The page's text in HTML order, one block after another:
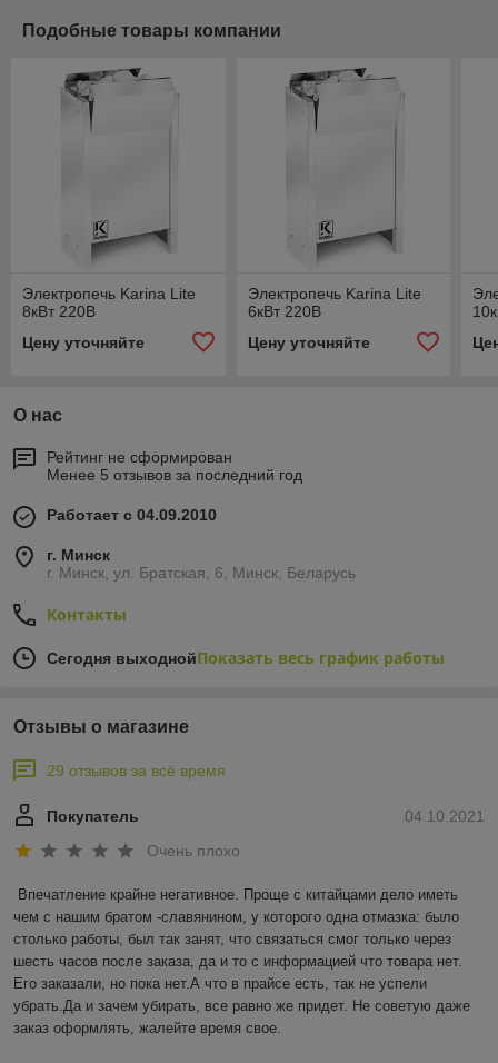
Подобные товары компании
Электропечь Karina Lite
8кВт 220В
Цену уточняйте
Электропечь Karina Lite
6кВт 220В
Цену уточняйте
О нас
Рейтинг не сформирован
Менее 5 отзывов за последний год
Работает с 04.09.2010
г. Минск
г. Минск, ул. Братская, 6, Минск, Беларусь
Контакты
Сегодня выходнойПоказать весь график работы
Отзывы о магазине
29 отзывов за всё время
04.10.2021
Покупатель
Очень плохо
Впечатление крайне негативное. Проще с китайцами дело иметь
чем с нашим братом -славянином, у которого одна отмазка: было
столько работы, был так занят, что связаться смог только через
шесть часов после заказа, да и то с информацией что товара нет.
Его заказали, но пока нет.А что в прайсе есть, так не успели
убрать.Да и зачем убирать, все равно же придет. Не советую даже
заказ оформлять, жалейте время свое.